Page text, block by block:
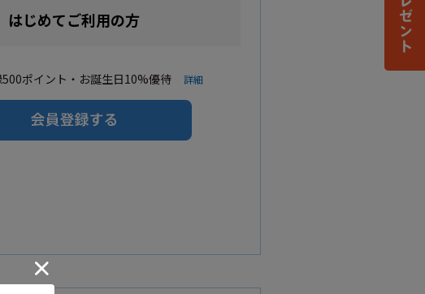
はじめてご利用の方
イント・お誕生日10%優待 詳細